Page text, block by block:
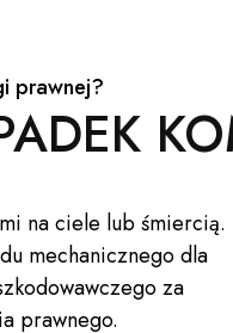
prawnej?
na ciele lub śmiercią.
mechanicznego dla
za
prawnego.